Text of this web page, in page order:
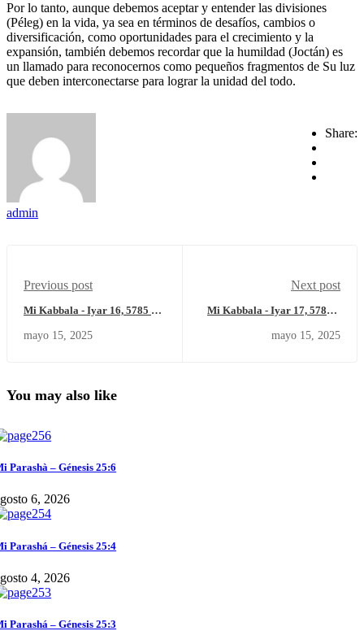
Por lo tanto, aunque debemos aceptar y entender las divisiones
(Péleg) en la vida, ya sea en términos de desafíos, cambios o
diversificación, como oportunidades para el crecimiento y la
expansión, también debemos recordar que la humildad (Joctán) es
un llamado para reconocernos como pequeños fragmentos de Su luz
que deben interconectarse para lograr la unidad del todo.
Share:
admin
Previous post
Mi Kabbala - Iyar 16, 5785 –
mayo 15, 2025
Next post
Mi Kabbala - Iyar 17, 5785 –
mayo 15, 2025
You may also like
Parashà – Génesis 25:6
6, 2026
Parashá – Génesis 25:4
4, 2026
Parashá – Génesis 25:3